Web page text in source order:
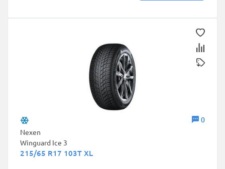
0
Nexen
Winguard Ice 3
215/65 R17 103T XL